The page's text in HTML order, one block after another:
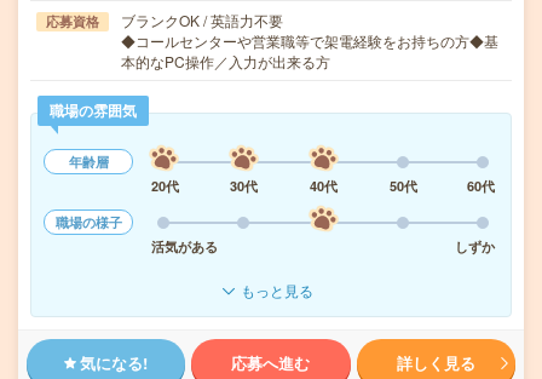
応募資格
ブランクOK / 英語力不要
◆コールセンターや営業職等で架電経験をお持ちの方◆基
本的なPC操作／入力が出来る方
職場の雰囲気
年齢層
20代
30代 40代 50代
60代
職場の様子
活気がある
しずか
もっと見る
気になる! 応募へ進む 詳しく見る